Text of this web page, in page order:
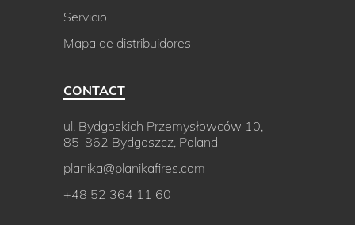
Servicio
Mapa de distribuidores
CONTACT
ul. Bydgoskich Przemysłowców 10,
85-862 Bydgoszcz, Poland
planika@planikafires.com
+48 52 364 11 60